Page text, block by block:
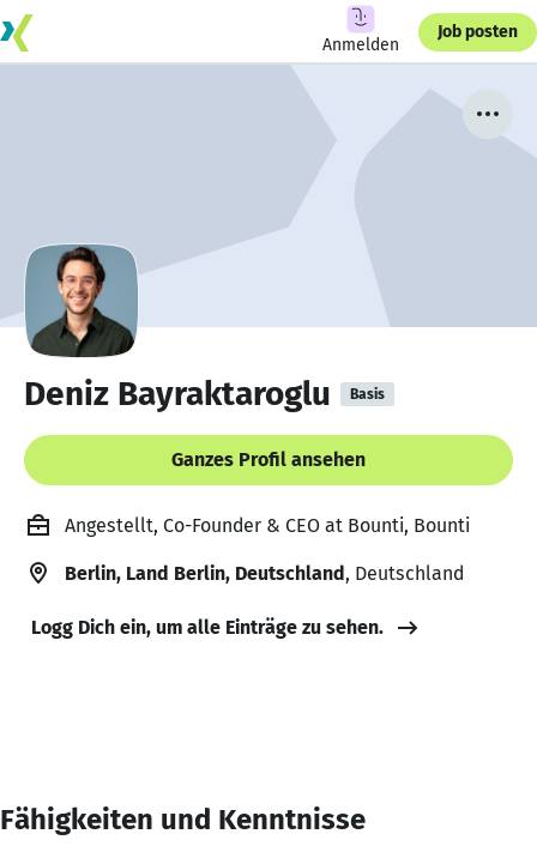
Anmelden
Job posten
Deniz Bayraktaroglu Basis
Ganzes Profil ansehen
Angestellt, Co-Founder & CEO at Bounti, Bounti
Berlin, Land Berlin, Deutschland, Deutschland
Logg Dich ein, um alle Einträge zu sehen.
Fähigkeiten und Kenntnisse